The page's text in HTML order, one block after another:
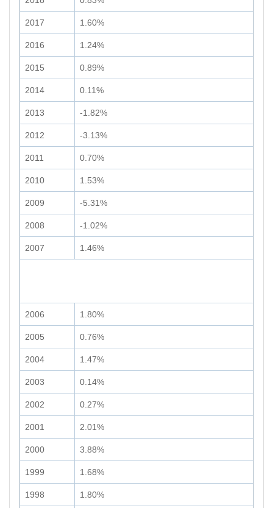
2017 1.60%
2016 1.24%
2015 0.89%
2014 0.11%
2013 -1.82%
2012 -3.13%
2011 0.70%
2010 1.53%
2009 -5.31%
2008 -1.02%
2007 1.46%
2006 1.80%
2005 0.76%
2004 1.47%
2003 0.14%
2002 0.27%
2001 2.01%
2000 3.88%
1999 1.68%
1998 1.80%